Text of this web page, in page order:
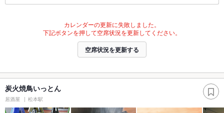
カレンダーの更新に失敗しました。
下記ボタンを押して空席状況を更新してください。
空席状況を更新する
炭火焼鳥いっとん
居酒屋 松本駅